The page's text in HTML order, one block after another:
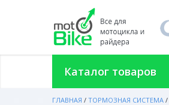
Каталог товаров
ГЛАВНАЯ / ТОРМОЗНАЯ СИСТЕМА /